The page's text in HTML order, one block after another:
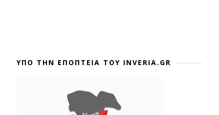
ΥΠΟ ΤΗΝ ΕΠΟΠΤΕΙΑ ΤΟΥ INVERIA.GR